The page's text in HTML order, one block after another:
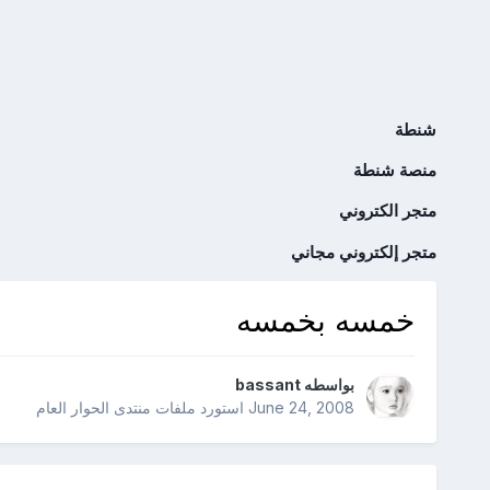
شنطة
منصة شنطة
متجر الكتروني
متجر إلكتروني مجاني
خمسه بخمسه
بواسطه bassant
June 24, 2008استورد ملفات منتدى الحوار العام